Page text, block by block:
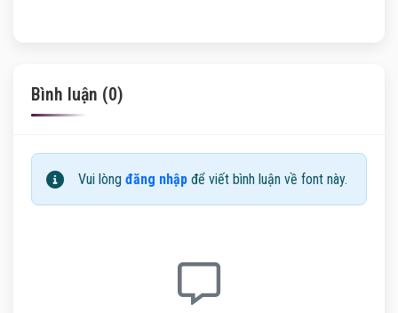
Bình luận (0)
Vui lòng đăng nhập để viết bình luận về font này.